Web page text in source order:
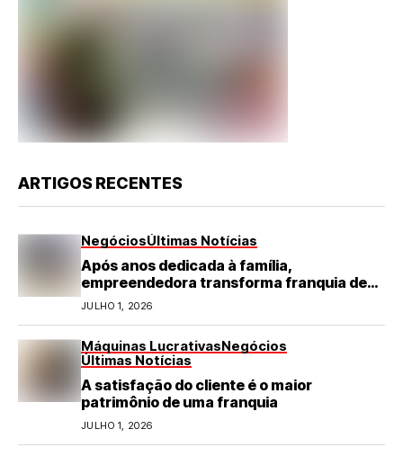
ARTIGOS RECENTES
NegóciosÚltimas Notícias
Após anos dedicada à família,
empreendedora transforma franquia de
turismo em negócio de destaque no RN
JULHO 1, 2026
Máquinas LucrativasNegócios
Últimas Notícias
A satisfação do cliente é o maior
patrimônio de uma franquia
JULHO 1, 2026